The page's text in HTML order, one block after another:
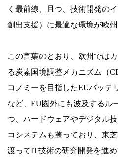
く最前線、且つ、技術開発の
創出支援）に最適な環境が欧
この言葉のとおり、欧州では
る炭素国境調整メカニズム（
コノミーを目指したEUバッテ
など、EU圏外にも波及するル
つ、ハードウェアやデジタル
コシステムも整っており、東
渡ってIT技術の研究開発を進